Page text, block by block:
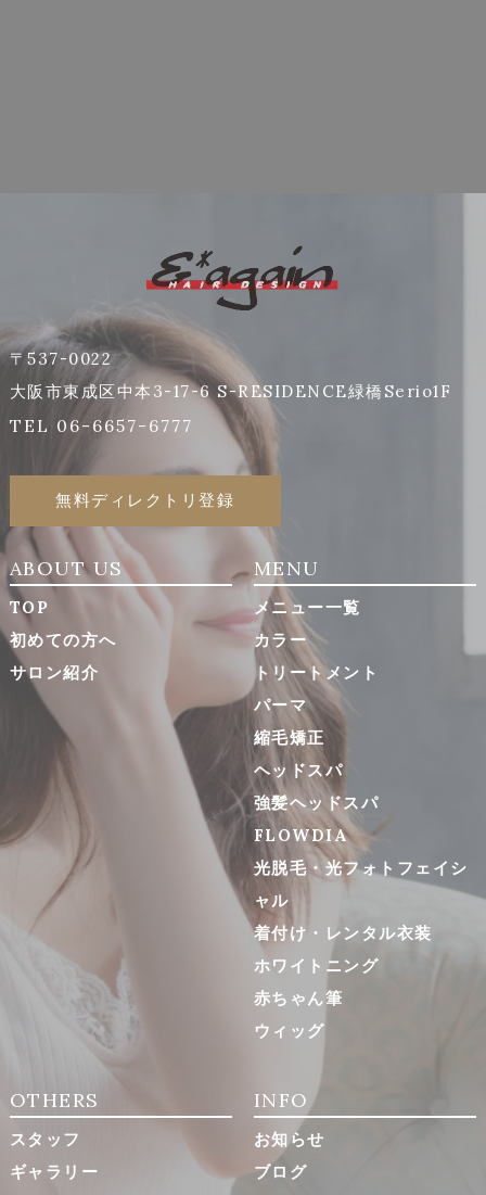
〒537-0022
大阪市東成区中本3-17-6 S-RESIDENCE緑橋Serio1F
TEL 06-6657-6777
無料ディレクトリ登録
ABOUT US
TOP
初めての方へ
サロン紹介
MENU
メニュー一覧
カラー
トリートメント
パーマ
縮毛矯正
ヘッドスパ
強髪ヘッドスパ
FLOWDIA
光脱毛・光フォトフェイシ
ャル
着付け・レンタル衣装
ホワイトニング
赤ちゃん筆
ウィッグ
OTHERS
スタッフ
ギャラリー
INFO
お知らせ
ブログ